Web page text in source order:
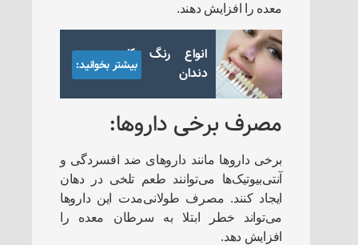
معده را افزایش دهند.
انواع رنگ کامپوزیت
دندان
بیشتر بخوانید:
مصرف برخی داروها:
برخی داروها مانند داروهای ضد افسردگی و
آنتی‌بیوتیک‌ها می‌توانند طعم تلخی در دهان
ایجاد کنند. مصرف طولانی‌مدت این داروها
می‌تواند خطر ابتلا به سرطان معده را
افزایش دهد.